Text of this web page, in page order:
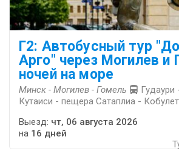
Г2: Автобусный тур
Арго" через Могилев и
ночей на море
Минск - Могилев - Гомель
Гудаури
Кутаиси - пещера Сатаплиа -
Выезд: чт, 06 августа 2026
на 16 дней